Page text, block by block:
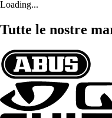
Loading...
Tutte le nostre